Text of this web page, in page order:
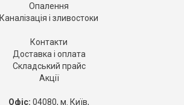
Опалення
Каналізація і зливостоки
Контакти
Доставка і оплата
Складський прайс
Акції
Офіс: 04080, м. Київ,